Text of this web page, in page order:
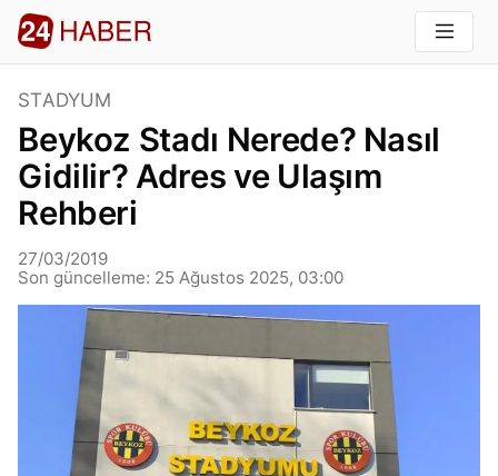
STADYUM
Beykoz Stadı Nerede? Nasıl
Gidilir? Adres ve Ulaşım
Rehberi
27/03/2019
Son güncelleme: 25 Ağustos 2025, 03:00